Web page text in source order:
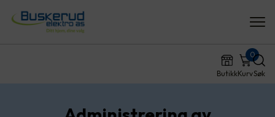
ButikkKurv
0
Søk